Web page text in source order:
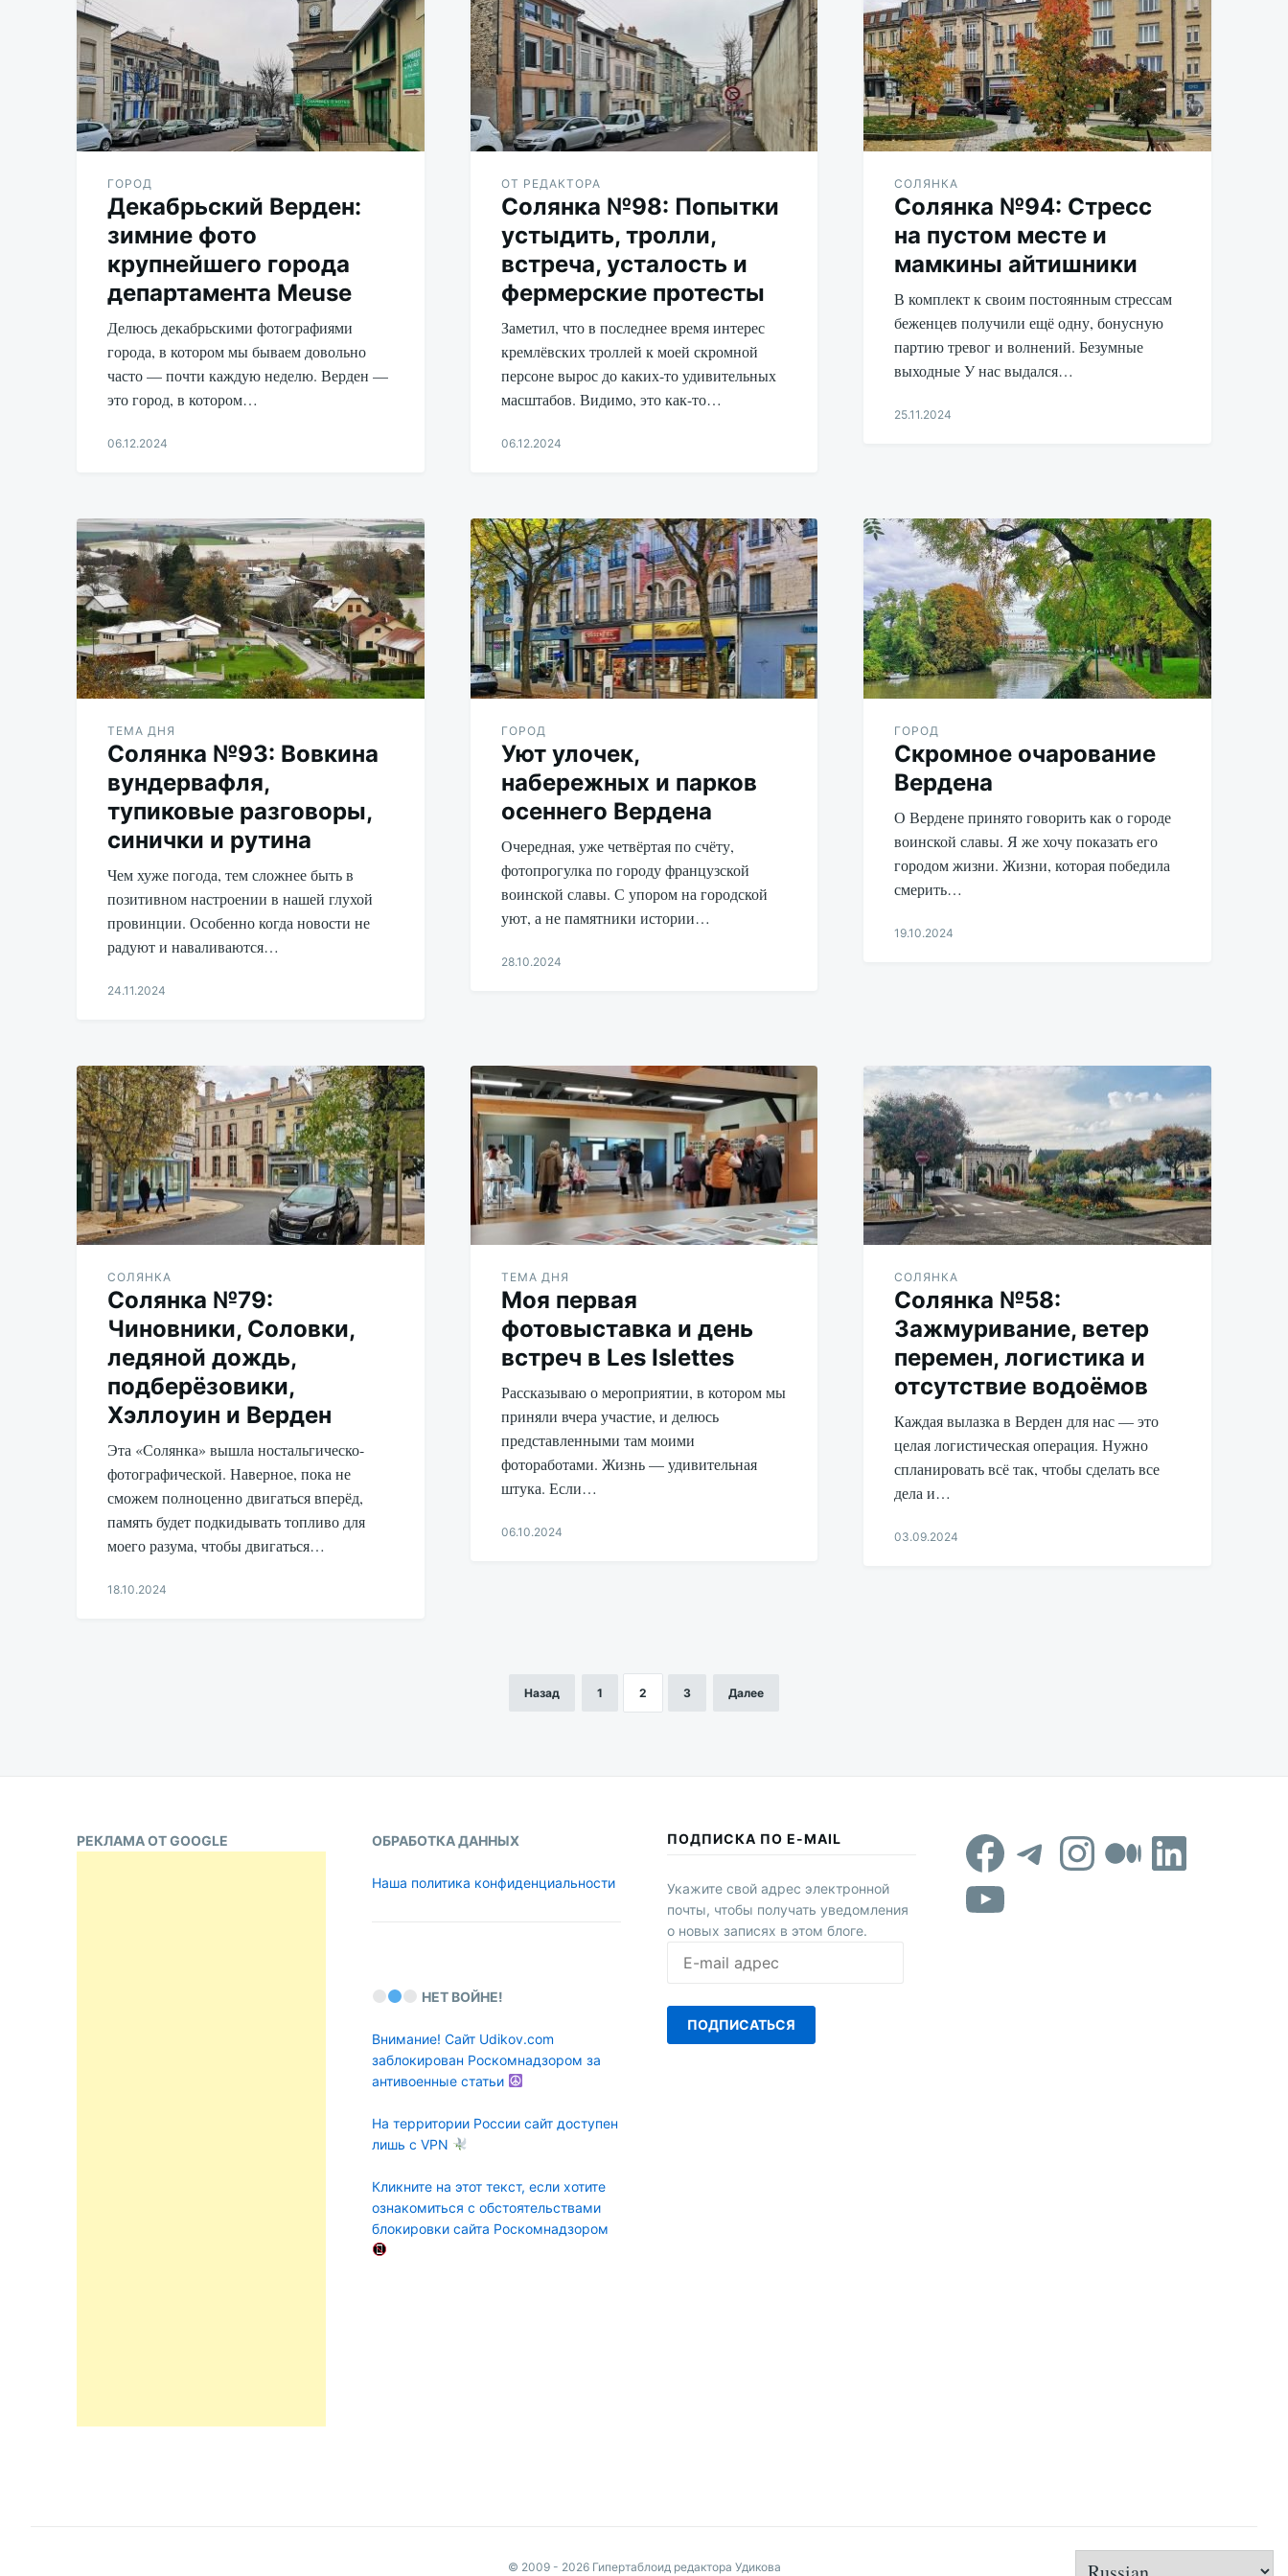
ГОРОД
Декабрьский Верден:
зимние фото
крупнейшего города
департамента Meuse
Делюсь декабрьскими фотографиями
города, в котором мы бываем довольно
часто — почти каждую неделю. Верден —
это город, в котором…
06.12.2024
ОТ РЕДАКТОРА
Солянка №98: Попытки
устыдить, тролли,
встреча, усталость и
фермерские протесты
Заметил, что в последнее время интерес
кремлёвских троллей к моей скромной
персоне вырос до каких-то удивительных
масштабов. Видимо, это как-то…
06.12.2024
СОЛЯНКА
Солянка №94: Стресс
на пустом месте и
мамкины айтишники
В комплект к своим постоянным стрессам
беженцев получили ещё одну, бонусную
партию тревог и волнений. Безумные
выходные У нас выдался…
25.11.2024
ТЕМА ДНЯ
Солянка №93: Вовкина
вундервафля,
тупиковые разговоры,
синички и рутина
Чем хуже погода, тем сложнее быть в
позитивном настроении в нашей глухой
провинции. Особенно когда новости не
радуют и наваливаются…
24.11.2024
ГОРОД
Уют улочек,
набережных и парков
осеннего Вердена
Очередная, уже четвёртая по счёту,
фотопрогулка по городу французской
воинской славы. С упором на городской
уют, а не памятники истории…
28.10.2024
ГОРОД
Скромное очарование
Вердена
О Вердене принято говорить как о городе
воинской славы. Я же хочу показать его
городом жизни. Жизни, которая победила
смерить…
19.10.2024
СОЛЯНКА
Солянка №79:
Чиновники, Соловки,
ледяной дождь,
подберёзовики,
Хэллоуин и Верден
Эта «Солянка» вышла ностальгическо-
фотографической. Наверное, пока не
сможем полноценно двигаться вперёд,
память будет подкидывать топливо для
моего разума, чтобы двигаться…
18.10.2024
ТЕМА ДНЯ
Моя первая
фотовыставка и день
встреч в Les Islettes
Рассказываю о мероприятии, в котором мы
приняли вчера участие, и делюсь
представленными там моими
фотоработами. Жизнь — удивительная
штука. Если…
06.10.2024
СОЛЯНКА
Солянка №58:
Зажмуривание, ветер
перемен, логистика и
отсутствие водоёмов
Каждая вылазка в Верден для нас — это
целая логистическая операция. Нужно
спланировать всё так, чтобы сделать все
дела и…
03.09.2024
Назад 1 2 3 Далее
РЕКЛАМА ОТ GOOGLE ОБРАБОТКА ДАННЫХ
Наша политика конфиденциальности
НЕТ ВОЙНЕ!
Внимание! Сайт Udikov.com
заблокирован Роскомнадзором за
антивоенные статьи
На территории России сайт доступен
лишь с VPN
Кликните на этот текст, если хотите
ознакомиться с обстоятельствами
блокировки сайта Роскомнадзором
ПОДПИСКА ПО E-MAIL
Укажите свой адрес электронной
почты, чтобы получать уведомления
о новых записях в этом блоге.
mail
ПОДПИСАТЬСЯ
Facebook
Telegram
Instagram
YouTube
© 2009 - 2026 Гипертаблоид редактора Удикова